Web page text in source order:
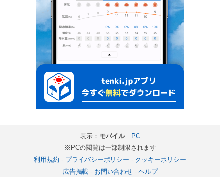
表示： モバイル｜ PC
※PCの閲覧は一部制限されます
利用規約 - プライバシーポリシー - クッキーポリシー
広告掲載- お問い合わせ- ヘルプ